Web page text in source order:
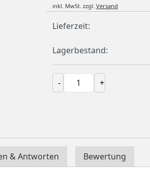
inkl. MwSt. zzgl. Versand
Lieferzeit:
Lagerbestand:
- +
& Antworten Bewertung